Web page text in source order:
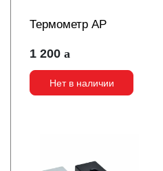
Термометр AP
1 200
Нет в наличии